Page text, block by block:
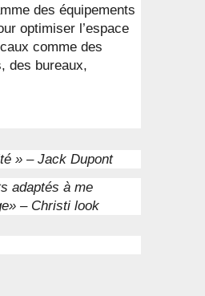
des équipements
optimiser l’espace
comme des
des bureaux,
» – Jack Dupont
adaptés à me
– Christi look